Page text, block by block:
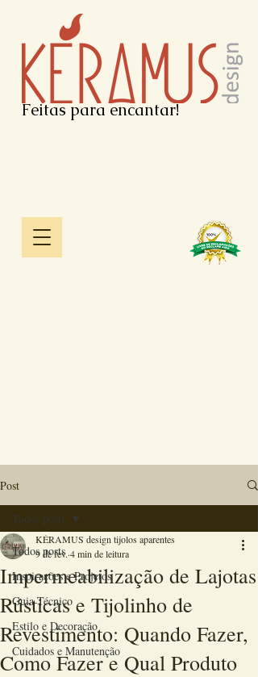
Feitas para encantar!
Post
Todos posts
Inspirações e Projetos
Guia Técnico
Estilo e Decoração
Cuidados e Manutenção
Todos posts
Impermeabilização de Lajotas
Rústicas e Tijolinho de
Revestimento: Quando Fazer,
Como Fazer e Qual Produto
KÉRAMUS design tijolos aparentes
9 de fev. 4 min de leitura